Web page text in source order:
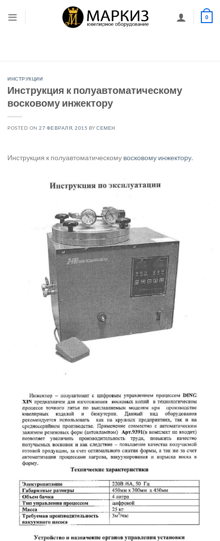
0
ИНСТРУКЦИИ
Инструкция к полуавтоматическому
восковому инжектору
POSTED ON27 ФЕВРАЛЯ, 2015 BYСЕМЕН
Инструкция к полуавтоматическому восковому инжектору.